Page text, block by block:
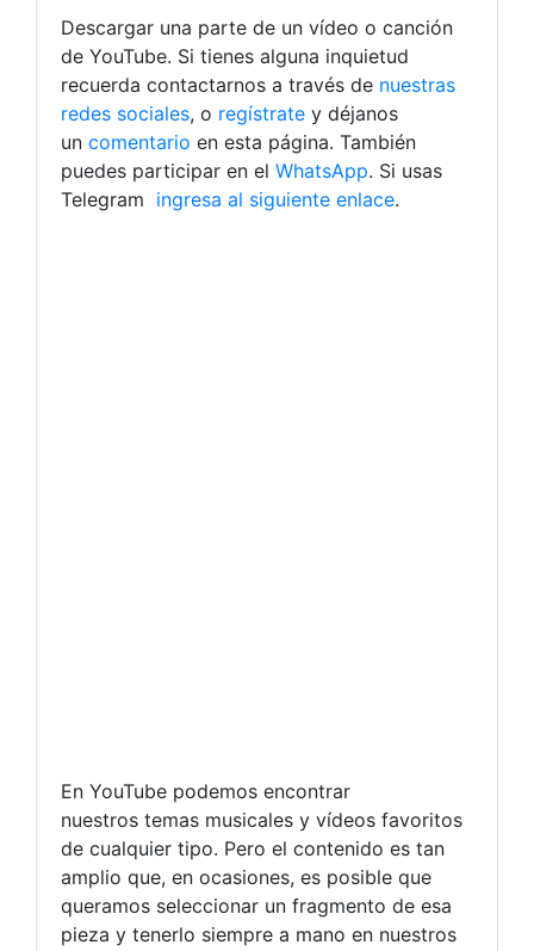
Descargar una parte de un vídeo o canción
de YouTube. Si tienes alguna inquietud
recuerda contactarnos a través de nuestras
redes sociales, o regístrate y déjanos
un comentario en esta página. También
puedes participar en el WhatsApp. Si usas
Telegram ingresa al siguiente enlace.
En YouTube podemos encontrar
nuestros temas musicales y vídeos favoritos
de cualquier tipo. Pero el contenido es tan
amplio que, en ocasiones, es posible que
queramos seleccionar un fragmento de esa
pieza y tenerlo siempre a mano en nuestros